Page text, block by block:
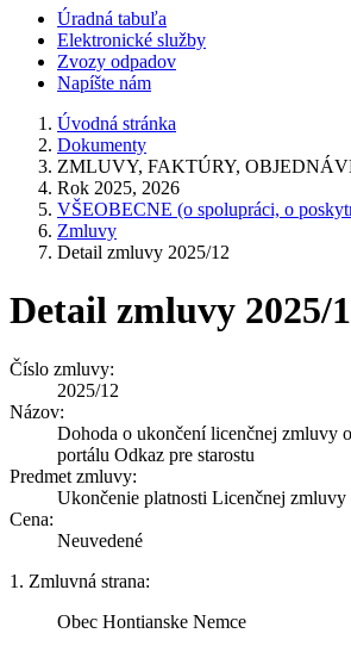
Úradná tabuľa
Elektronické služby
Zvozy odpadov
Napíšte nám
Úvodná stránka
Dokumenty
ZMLUVY, FAKTÚRY,
Rok 2025, 2026
VŠEOBECNE (o spolupráci, o
Zmluvy
Detail zmluvy 2025/12
Detail zmluvy 2025/
Číslo zmluvy:
2025/12
Názov:
Dohoda o ukončení licenčnej zmluvy
portálu Odkaz pre starostu
Predmet zmluvy:
Ukončenie platnosti Licenčnej zmluvy
Cena:
Neuvedené
1. Zmluvná strana:
Obec Hontianske Nemce